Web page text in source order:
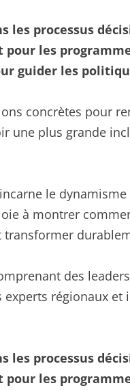
les processus
les
guider les
concrètes pour
une plus grande
incarne le
à montrer
des
régionaux
les processus
les